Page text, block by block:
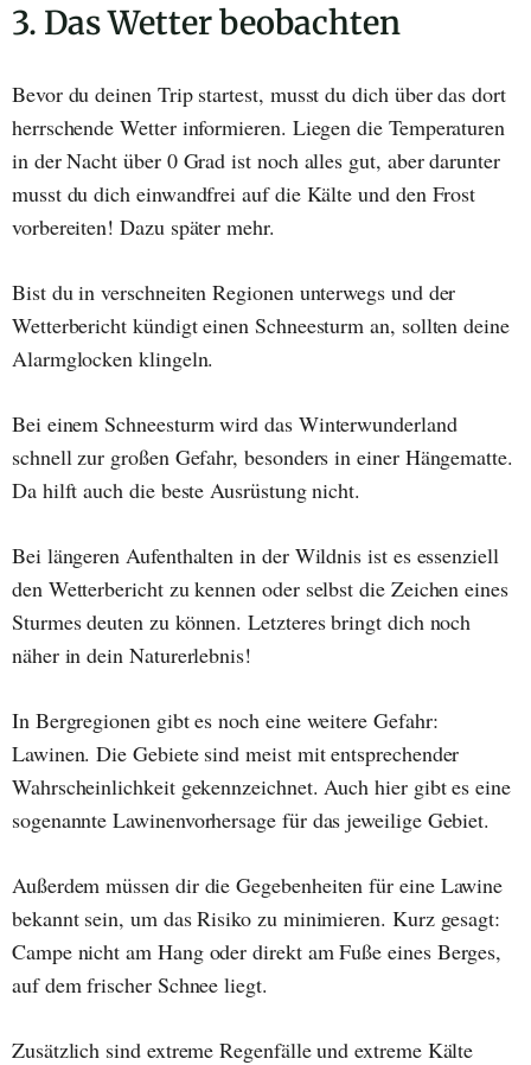
3. Das Wetter beobachten
Bevor du deinen Trip startest, musst du dich über das dort
herrschende Wetter informieren. Liegen die Temperaturen
in der Nacht über 0 Grad ist noch alles gut, aber darunter
musst du dich einwandfrei auf die Kälte und den Frost
vorbereiten! Dazu später mehr.
Bist du in verschneiten Regionen unterwegs und der
Wetterbericht kündigt einen Schneesturm an, sollten deine
Alarmglocken klingeln.
Bei einem Schneesturm wird das Winterwunderland
schnell zur großen Gefahr, besonders in einer Hängematte.
Da hilft auch die beste Ausrüstung nicht.
Bei längeren Aufenthalten in der Wildnis ist es essenziell
den Wetterbericht zu kennen oder selbst die Zeichen eines
Sturmes deuten zu können. Letzteres bringt dich noch
näher in dein Naturerlebnis!
In Bergregionen gibt es noch eine weitere Gefahr:
Lawinen. Die Gebiete sind meist mit entsprechender
Wahrscheinlichkeit gekennzeichnet. Auch hier gibt es eine
sogenannte Lawinenvorhersage für das jeweilige Gebiet.
Außerdem müssen dir die Gegebenheiten für eine Lawine
bekannt sein, um das Risiko zu minimieren. Kurz gesagt:
Campe nicht am Hang oder direkt am Fuße eines Berges,
auf dem frischer Schnee liegt.
Zusätzlich sind extreme Regenfälle und extreme Kälte